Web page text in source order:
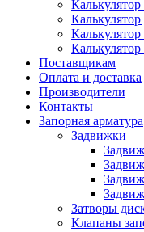
Калькулятор
Калькулятор
Поставщикам
Оплата и доставка
Производители
Контакты
Запорная арматура
Задвижки
Затворы
Клапаны